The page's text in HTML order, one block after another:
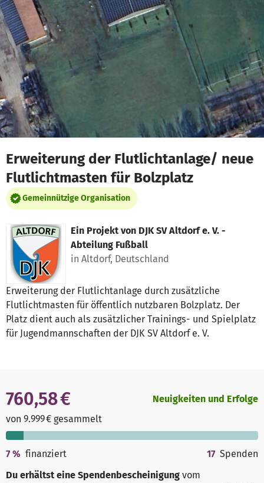
Zum Hauptinhalt springen
Erklärung zur Barrierefreiheit anzeigen
Erweiterung der Flutlichtanlage/ neue
Flutlichtmasten für Bolzplatz
Gemeinnützige Organisation
Ein Projekt von DJK SV Altdorf e. V. -
Abteilung Fußball
in Altdorf, Deutschland
Erweiterung der Flutlichtanlage durch zusätzliche
Flutlichtmasten für öffentlich nutzbaren Bolzplatz. Der
Platz dient auch als zusätzlicher Trainings- und Spielplatz
für Jugendmannschaften der DJK SV Altdorf e. V.
760,58 €
von 9.999 € gesammelt
Neuigkeiten und Erfolge
7% finanziert 17 Spenden
Du erhältst eine Spendenbescheinigung vom